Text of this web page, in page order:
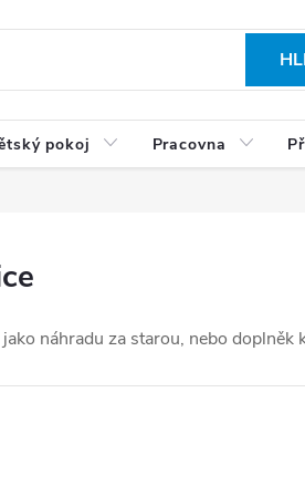
pokoj Pracovna
jako náhradu za starou, nebo